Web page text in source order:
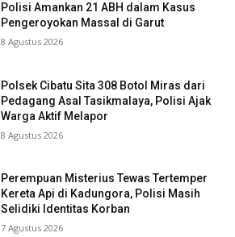
Polisi Amankan 21 ABH dalam Kasus
Pengeroyokan Massal di Garut
8 Agustus 2026
Polsek Cibatu Sita 308 Botol Miras dari
Pedagang Asal Tasikmalaya, Polisi Ajak
Warga Aktif Melapor
8 Agustus 2026
Perempuan Misterius Tewas Tertemper
Kereta Api di Kadungora, Polisi Masih
Selidiki Identitas Korban
7 Agustus 2026